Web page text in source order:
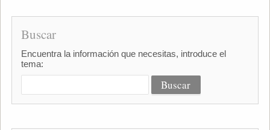
Buscar
Encuentra la información que necesitas, introduce el
tema: